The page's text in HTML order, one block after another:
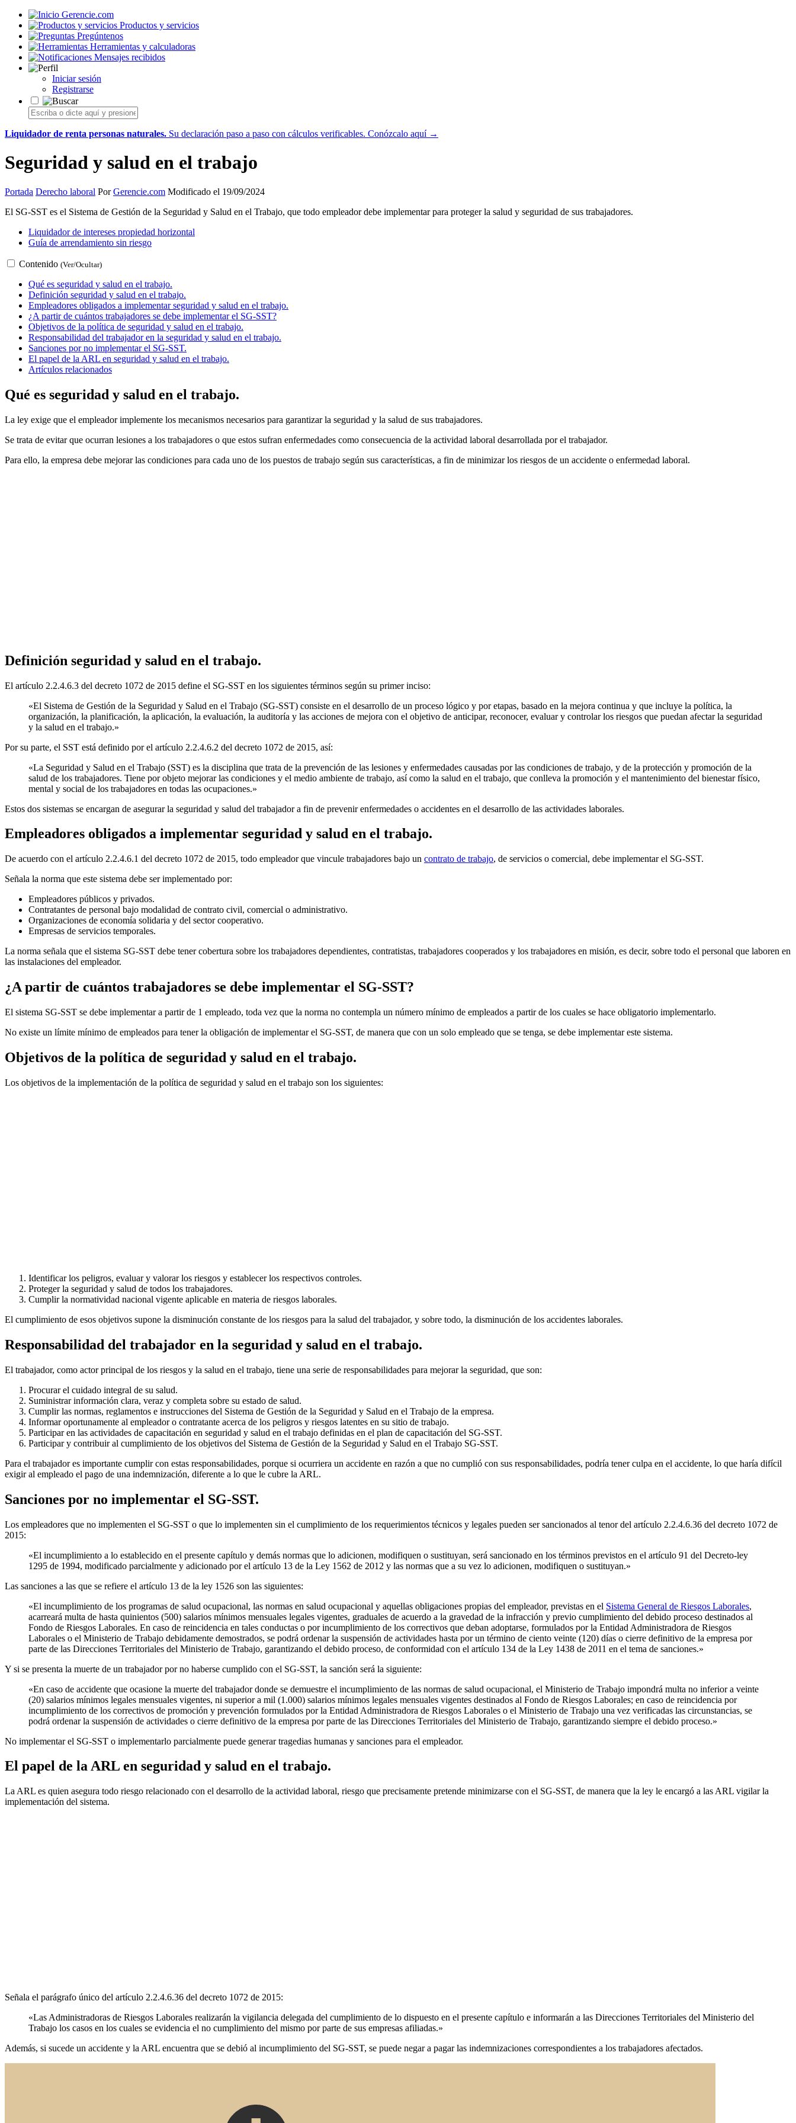
Gerencie.com
Productos y servicios
Pregúntenos
Herramientas y calculadoras
Mensajes recibidos
Iniciar sesión
Registrarse
Liquidador de renta personas naturales. Su declaración paso a paso con cálculos verificables. Conózcalo aquí →
Seguridad y salud en el trabajo
Portada Derecho laboral PorGerencie.com Modificado el 19/09/2024
El SG-SST es el Sistema de Gestión de la Seguridad y Salud en el Trabajo, que todo empleador debe implementar para proteger la salud y seguridad de sus trabajadores.
Liquidador de intereses propiedad horizontal
Guía de arrendamiento sin riesgo
Contenido (Ver/Ocultar)
Qué es seguridad y salud en el trabajo.
Definición seguridad y salud en el trabajo.
Empleadores obligados a implementar seguridad y salud en el trabajo.
¿A partir de cuántos trabajadores se debe implementar el SG-SST?
Objetivos de la política de seguridad y salud en el trabajo.
Responsabilidad del trabajador en la seguridad y salud en el trabajo.
Sanciones por no implementar el SG-SST.
El papel de la ARL en seguridad y salud en el trabajo.
Artículos relacionados
Qué es seguridad y salud en el trabajo.
La ley exige que el empleador implemente los mecanismos necesarios para garantizar la seguridad y la salud de sus trabajadores.
Se trata de evitar que ocurran lesiones a los trabajadores o que estos sufran enfermedades como consecuencia de la actividad laboral desarrollada por el trabajador.
Para ello, la empresa debe mejorar las condiciones para cada uno de los puestos de trabajo según sus características, a fin de minimizar los riesgos de un accidente o enfermedad laboral.
Definición seguridad y salud en el trabajo.
El artículo 2.2.4.6.3 del decreto 1072 de 2015 define el SG-SST en los siguientes términos según su primer inciso:
«El Sistema de Gestión de la Seguridad y Salud en el Trabajo (SG-SST) consiste en el desarrollo de un proceso lógico y por etapas, basado en la mejora continua y que incluye la política, la
organización, la planificación, la aplicación, la evaluación, la auditoría y las acciones de mejora con el objetivo de anticipar, reconocer, evaluar y controlar los riesgos que puedan afectar la seguridad
y la salud en el trabajo.»
Por su parte, el SST está definido por el artículo 2.2.4.6.2 del decreto 1072 de 2015, así:
«La Seguridad y Salud en el Trabajo (SST) es la disciplina que trata de la prevención de las lesiones y enfermedades causadas por las condiciones de trabajo, y de la protección y promoción de la
salud de los trabajadores. Tiene por objeto mejorar las condiciones y el medio ambiente de trabajo, así como la salud en el trabajo, que conlleva la promoción y el mantenimiento del bienestar físico,
mental y social de los trabajadores en todas las ocupaciones.»
Estos dos sistemas se encargan de asegurar la seguridad y salud del trabajador a fin de prevenir enfermedades o accidentes en el desarrollo de las actividades laborales.
Empleadores obligados a implementar seguridad y salud en el trabajo.
De acuerdo con el artículo 2.2.4.6.1 del decreto 1072 de 2015, todo empleador que vincule trabajadores bajo un contrato de trabajo, de servicios o comercial, debe implementar el SG-SST.
Señala la norma que este sistema debe ser implementado por:
Empleadores públicos y privados.
Contratantes de personal bajo modalidad de contrato civil, comercial o administrativo.
Organizaciones de economía solidaria y del sector cooperativo.
Empresas de servicios temporales.
La norma señala que el sistema SG-SST debe tener cobertura sobre los trabajadores dependientes, contratistas, trabajadores cooperados y los trabajadores en misión, es decir, sobre todo el personal que laboren en
las instalaciones del empleador.
¿A partir de cuántos trabajadores se debe implementar el SG-SST?
El sistema SG-SST se debe implementar a partir de 1 empleado, toda vez que la norma no contempla un número mínimo de empleados a partir de los cuales se hace obligatorio implementarlo.
No existe un límite mínimo de empleados para tener la obligación de implementar el SG-SST, de manera que con un solo empleado que se tenga, se debe implementar este sistema.
Objetivos de la política de seguridad y salud en el trabajo.
Los objetivos de la implementación de la política de seguridad y salud en el trabajo son los siguientes:
Identificar los peligros, evaluar y valorar los riesgos y establecer los respectivos controles.
Proteger la seguridad y salud de todos los trabajadores.
Cumplir la normatividad nacional vigente aplicable en materia de riesgos laborales.
El cumplimiento de esos objetivos supone la disminución constante de los riesgos para la salud del trabajador, y sobre todo, la disminución de los accidentes laborales.
Responsabilidad del trabajador en la seguridad y salud en el trabajo.
El trabajador, como actor principal de los riesgos y la salud en el trabajo, tiene una serie de responsabilidades para mejorar la seguridad, que son:
Procurar el cuidado integral de su salud.
Suministrar información clara, veraz y completa sobre su estado de salud.
Cumplir las normas, reglamentos e instrucciones del Sistema de Gestión de la Seguridad y Salud en el Trabajo de la empresa.
Informar oportunamente al empleador o contratante acerca de los peligros y riesgos latentes en su sitio de trabajo.
Participar en las actividades de capacitación en seguridad y salud en el trabajo definidas en el plan de capacitación del SG-SST.
Participar y contribuir al cumplimiento de los objetivos del Sistema de Gestión de la Seguridad y Salud en el Trabajo SG-SST.
Para el trabajador es importante cumplir con estas responsabilidades, porque si ocurriera un accidente en razón a que no cumplió con sus responsabilidades, podría tener culpa en el accidente, lo que haría difícil
exigir al empleado el pago de una indemnización, diferente a lo que le cubre la ARL.
Sanciones por no implementar el SG-SST.
Los empleadores que no implementen el SG-SST o que lo implementen sin el cumplimiento de los requerimientos técnicos y legales pueden ser sancionados al tenor del artículo 2.2.4.6.36 del decreto 1072 de
2015:
«El incumplimiento a lo establecido en el presente capítulo y demás normas que lo adicionen, modifiquen o sustituyan, será sancionado en los términos previstos en el artículo 91 del Decreto-ley
1295 de 1994, modificado parcialmente y adicionado por el artículo 13 de la Ley 1562 de 2012 y las normas que a su vez lo adicionen, modifiquen o sustituyan.»
Las sanciones a las que se refiere el artículo 13 de la ley 1526 son las siguientes:
«El incumplimiento de los programas de salud ocupacional, las normas en salud ocupacional y aquellas obligaciones propias del empleador, previstas en el Sistema General de Riesgos Laborales,
acarreará multa de hasta quinientos (500) salarios mínimos mensuales legales vigentes, graduales de acuerdo a la gravedad de la infracción y previo cumplimiento del debido proceso destinados al
Fondo de Riesgos Laborales. En caso de reincidencia en tales conductas o por incumplimiento de los correctivos que deban adoptarse, formulados por la Entidad Administradora de Riesgos
Laborales o el Ministerio de Trabajo debidamente demostrados, se podrá ordenar la suspensión de actividades hasta por un término de ciento veinte (120) días o cierre definitivo de la empresa por
parte de las Direcciones Territoriales del Ministerio de Trabajo, garantizando el debido proceso, de conformidad con el artículo 134 de la Ley 1438 de 2011 en el tema de sanciones.»
Y si se presenta la muerte de un trabajador por no haberse cumplido con el SG-SST, la sanción será la siguiente:
«En caso de accidente que ocasione la muerte del trabajador donde se demuestre el incumplimiento de las normas de salud ocupacional, el Ministerio de Trabajo impondrá multa no inferior a veinte
(20) salarios mínimos legales mensuales vigentes, ni superior a mil (1.000) salarios mínimos legales mensuales vigentes destinados al Fondo de Riesgos Laborales; en caso de reincidencia por
incumplimiento de los correctivos de promoción y prevención formulados por la Entidad Administradora de Riesgos Laborales o el Ministerio de Trabajo una vez verificadas las circunstancias, se
podrá ordenar la suspensión de actividades o cierre definitivo de la empresa por parte de las Direcciones Territoriales del Ministerio de Trabajo, garantizando siempre el debido proceso.»
No implementar el SG-SST o implementarlo parcialmente puede generar tragedias humanas y sanciones para el empleador.
El papel de la ARL en seguridad y salud en el trabajo.
La ARL es quien asegura todo riesgo relacionado con el desarrollo de la actividad laboral, riesgo que precisamente pretende minimizarse con el SG-SST, de manera que la ley le encargó a las ARL vigilar la
implementación del sistema.
Señala el parágrafo único del artículo 2.2.4.6.36 del decreto 1072 de 2015:
«Las Administradoras de Riesgos Laborales realizarán la vigilancia delegada del cumplimiento de lo dispuesto en el presente capítulo e informarán a las Direcciones Territoriales del Ministerio del
Trabajo los casos en los cuales se evidencia el no cumplimiento del mismo por parte de sus empresas afiliadas.»
Además, si sucede un accidente y la ARL encuentra que se debió al incumplimiento del SG-SST, se puede negar a pagar las indemnizaciones correspondientes a los trabajadores afectados.